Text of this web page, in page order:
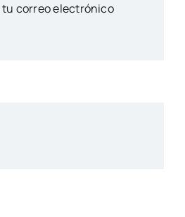
correo electrónico